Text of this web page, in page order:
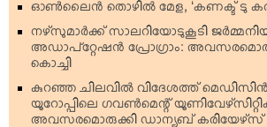
ഓണ്‍ലൈന്‍ തൊഴില്‍ മേള, ‘കണക്ട് ടു
നഴ്‌സുമാര്‍ക്ക് സാലറിയോടുകൂടി
അഡാപ്റ്റേഷന്‍ പ്രോഗ്രാം:
കൊച്ചി
കുറഞ്ഞ ചിലവില്‍ വിദേശത്ത്
യൂറോപ്പിലെ ഗവണ്‍മെന്റ്
അവസരമൊരുക്കി ഡാന്യൂബ് കരിയേഴ്‌സ്